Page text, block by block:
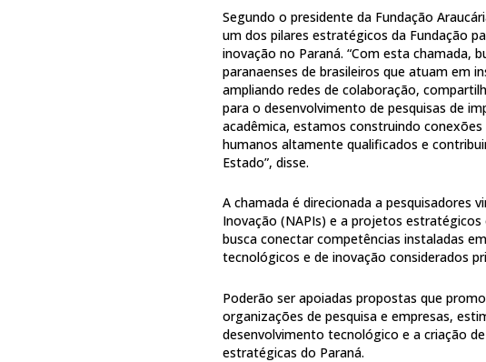
Segundo o presidente da Fundação
um dos pilares estratégicos da Fundação
inovação no Paraná. “Com esta chamada,
paranaenses de brasileiros que atuam em
ampliando redes de colaboração,
para o desenvolvimento de pesquisas de
acadêmica, estamos construindo
humanos altamente qualificados e
Estado”, disse.
A chamada é direcionada a pesquisadores
Inovação (NAPIs) e a projetos
busca conectar competências instaladas
tecnológicos e de inovação considerados
Poderão ser apoiadas propostas que
organizações de pesquisa e empresas,
desenvolvimento tecnológico e a criação
estratégicas do Paraná.